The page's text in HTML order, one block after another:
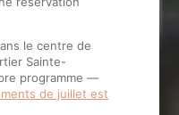
le centre de
Sainte-
programme —
de juillet est